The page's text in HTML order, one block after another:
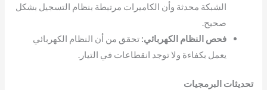
الشبكة محدثة وأن الكاميرات مرتبطة بنظام التسجيل بشكل
صحيح.
فحص النظام الكهربائي: تحقق من أن النظام الكهربائي
يعمل بكفاءة ولا توجد انقطاعات في التيار.
تحديثات البرمجيات